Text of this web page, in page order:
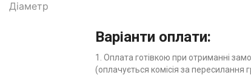
Діаметр
Варіанти оплати:
1. Оплата готівкою при отриманні
(оплачується комісія за пересилання